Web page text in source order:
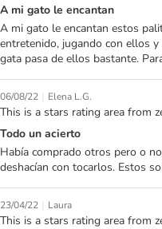
A mi gato le encantan
A mi gato le encantan estos
entretenido, jugando con ellos
gata pasa de ellos bastante.
06/08/22 | Elena L.G.
This is a stars rating area from
Todo un acierto
Había comprado otros pero o
deshacían con tocarlos. Estos
23/04/22 | Laura
This is a stars rating area from